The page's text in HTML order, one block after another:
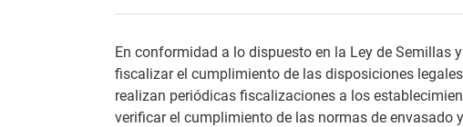
En conformidad a lo dispuesto en la Ley de Semillas
fiscalizar el cumplimiento de las disposiciones
realizan periódicas fiscalizaciones a los
verificar el cumplimiento de las normas de envasado